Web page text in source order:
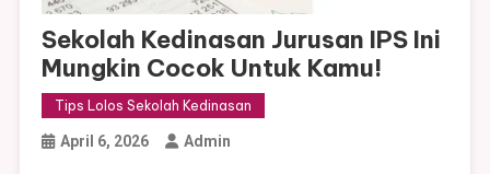
Sekolah Kedinasan Jurusan IPS Ini
Mungkin Cocok Untuk Kamu!
Tips Lolos Sekolah Kedinasan
April 6, 2026 Admin